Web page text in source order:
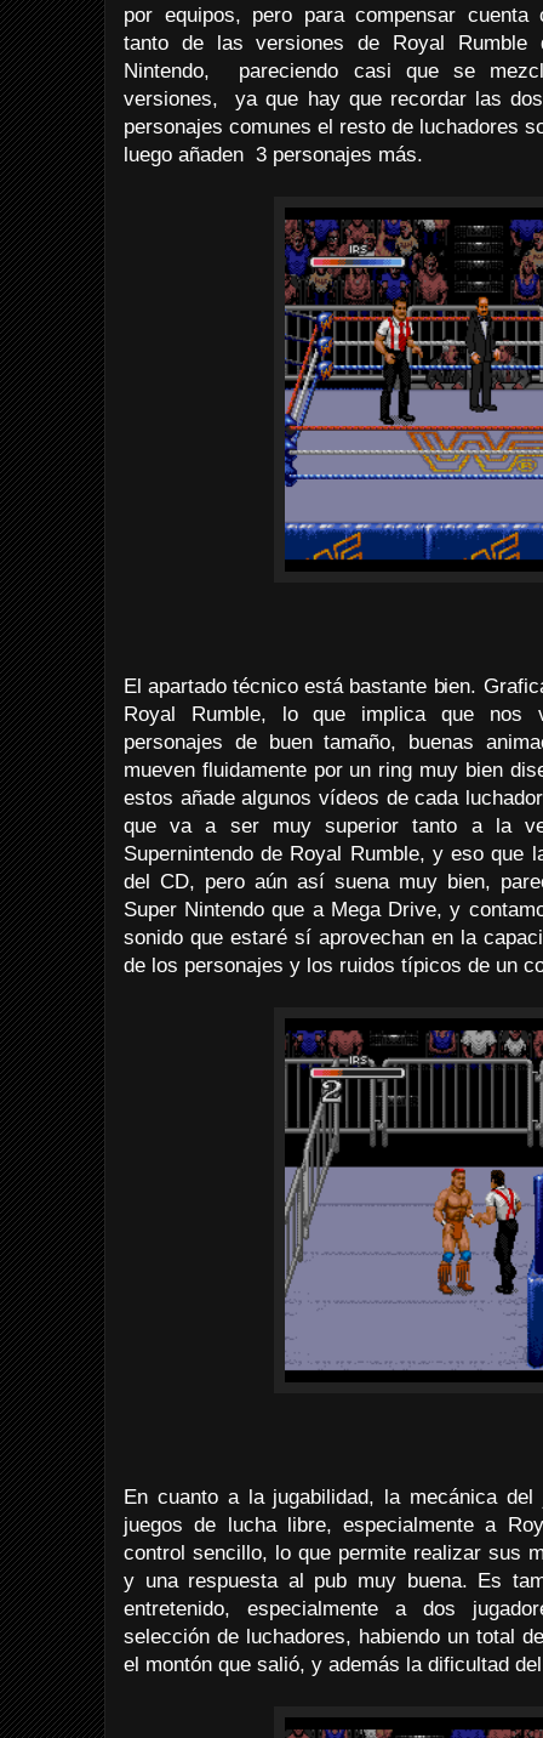
por equipos, pero para compensar cuenta
tanto de las versiones de Royal Rumble
Nintendo, pareciendo casi que se
versiones, ya que hay que recordar las
personajes comunes el resto de luchadores
luego añaden 3 personajes más.
El apartado técnico está bastante bien.
Royal Rumble, lo que implica que nos
personajes de buen tamaño, buenas
mueven fluidamente por un ring muy bien
estos añade algunos vídeos de cada
que va a ser muy superior tanto a la
Supernintendo de Royal Rumble, y eso que
del CD, pero aún así suena muy bien,
Super Nintendo que a Mega Drive, y
sonido que estaré sí aprovechan en la
de los personajes y los ruidos típicos de un
En cuanto a la jugabilidad, la mecánica
juegos de lucha libre, especialmente a
control sencillo, lo que permite realizar sus
y una respuesta al pub muy buena. Es
entretenido, especialmente a dos
selección de luchadores, habiendo un total
el montón que salió, y además la dificultad